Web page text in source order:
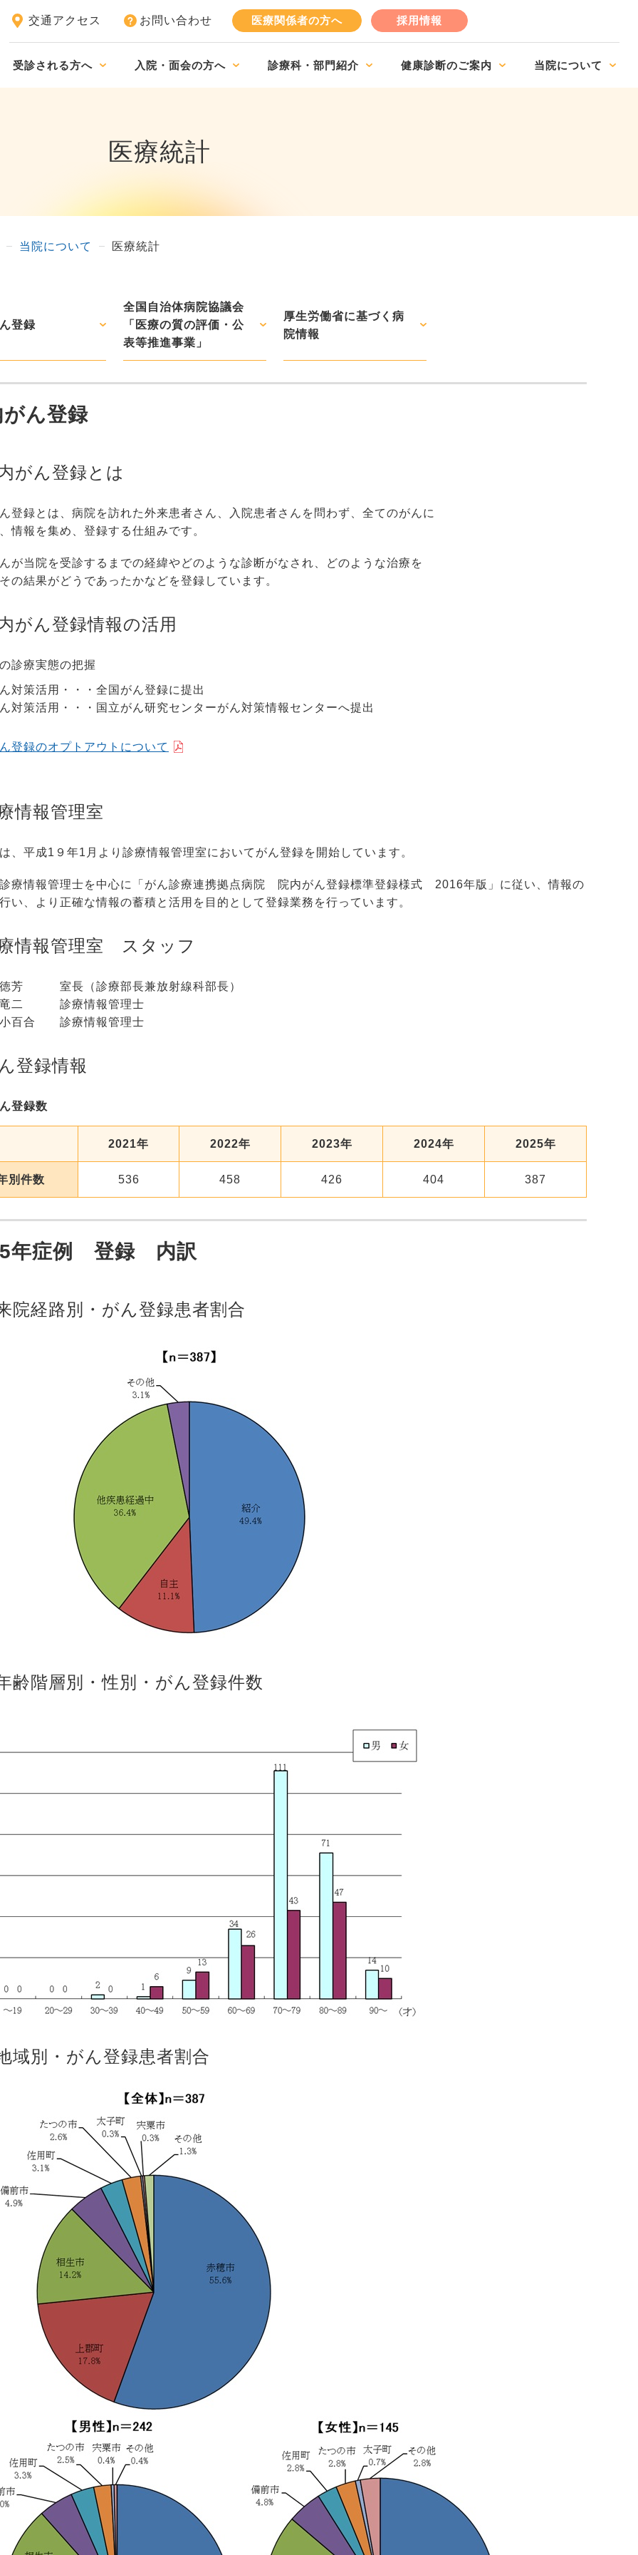
交通アクセス お問い合わせ 医療関係者の方へ 採用情報
受診される方へ 入院・面会の方へ 診療科・部門紹介 健康診断のご案内 当院について
医療統計
当院について 医療統計
登録
全国自治体病院協議会
「医療の質の評価・公
表等推進事業」
厚生労働省に基づく病
院情報
ん登録
がん登録とは
登録とは、病院を訪れた外来患者さん、入院患者さんを問わず、全てのがんに
情報を集め、登録する仕組みです。
が当院を受診するまでの経緯やどのような診断がなされ、どのような治療を
の結果がどうであったかなどを登録しています。
がん登録情報の活用
診療実態の把握
対策活用・・・全国がん登録に提出
対策活用・・・国立がん研究センターがん対策情報センターへ提出
登録のオプトアウトについて
情報管理室
、平成1９年1月より診療情報管理室においてがん登録を開始しています。
療情報管理士を中心に「がん診療連携拠点病院 院内がん登録標準登録様式 2016年版」に従い、情報の
い、より正確な情報の蓄積と活用を目的として登録業務を行っています。
情報管理室 スタッフ
芳 室長（診療部長兼放射線科部長）
二 診療情報管理士
百合 診療情報管理士
登録情報
登録数
2021年 2022年 2023年 2024年 2025年
別件数 536 458 426 404 387
年症例 登録 内訳
院経路別・がん登録患者割合
齢階層別・性別・がん登録件数
域別・がん登録患者割合